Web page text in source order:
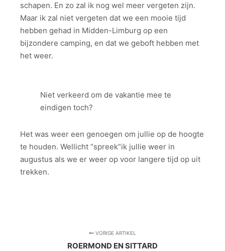
schapen. En zo zal ik nog wel meer vergeten zijn.
Maar ik zal niet vergeten dat we een mooie tijd
hebben gehad in Midden-Limburg op een
bijzondere camping, en dat we geboft hebben met
het weer.
Niet verkeerd om de vakantie mee te
eindigen toch?
Het was weer een genoegen om jullie op de hoogte
te houden. Wellicht “spreek”ik jullie weer in
augustus als we er weer op voor langere tijd op uit
trekken.
VORIGE ARTIKEL
ROERMOND EN SITTARD